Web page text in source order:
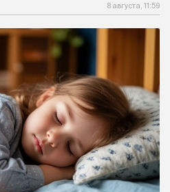
8 августа, 11:59